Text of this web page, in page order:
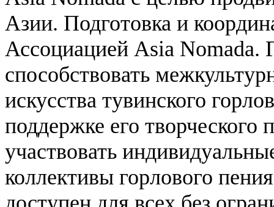
Азии. Подготовка и
Ассоциацией Asia Nomada.
способствовать
искусства тувинского
поддержке его творческого
участвовать
коллективы горлового